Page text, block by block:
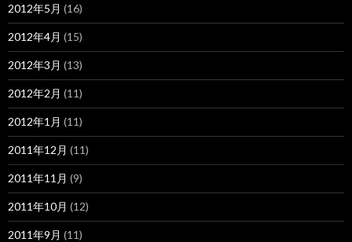
2012年5月 (16)
2012年4月 (15)
2012年3月 (13)
2012年2月 (11)
2012年1月 (11)
2011年12月 (11)
2011年11月 (9)
2011年10月 (12)
2011年9月 (11)